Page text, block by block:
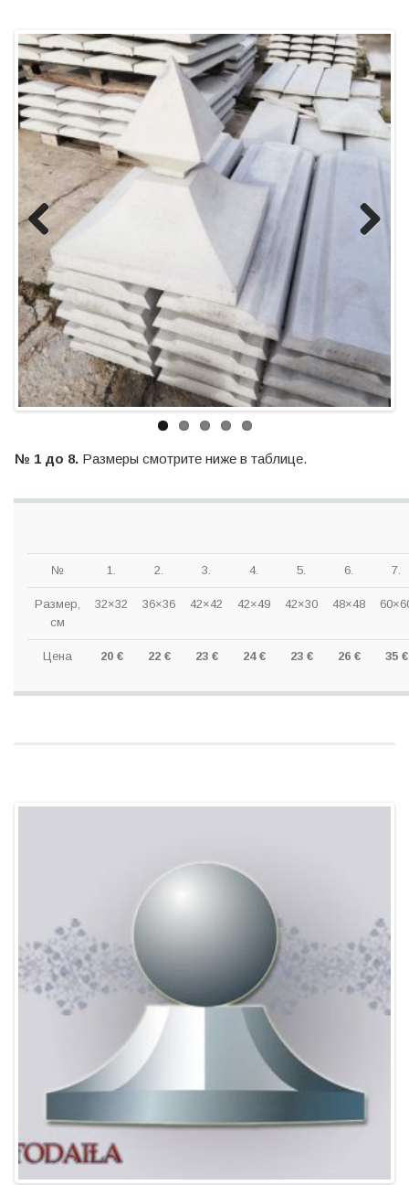
Previous
№ 1 до 8. Размеры смотрите ниже в таблице.
№ 1. 2. 3. 4. 5. 6. 7.
Размер,
см
32×32 36×36 42×42 42×49 42×30 48×48
Цена 20 € 22 € 23 € 24 € 23 € 26 € 35 €